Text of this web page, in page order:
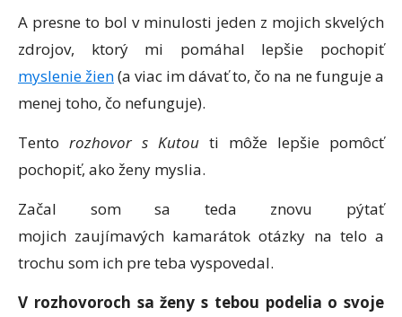
A presne to bol v minulosti jeden z mojich skvelých
zdrojov, ktorý mi pomáhal lepšie pochopiť
myslenie žien(a viac im dávať to, čo na ne funguje a
menej toho, čo nefunguje).
Tento rozhovor s Kutou ti môže lepšie pomôcť
pochopiť, ako ženy myslia.
Začal som sa teda znovu pýtať
mojich zaujímavých kamarátok otázky na telo a
trochu som ich pre teba vyspovedal.
V rozhovoroch sa ženy s tebou podelia o svoje